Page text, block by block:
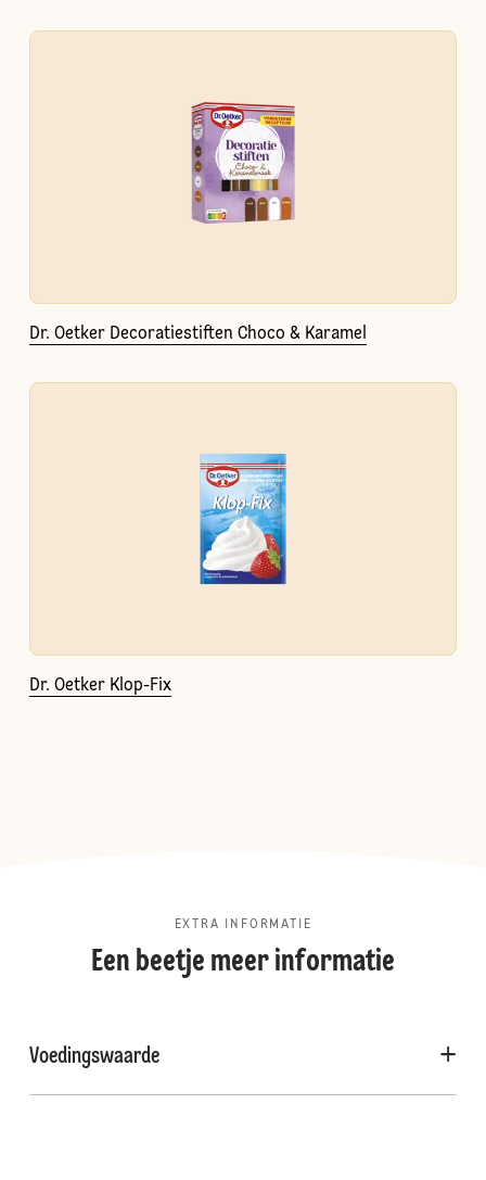
Dr. Oetker Decoratiestiften Choco & Karamel
Dr. Oetker Klop-Fix
EXTRA INFORMATIE
Een beetje meer informatie
Voedingswaarde